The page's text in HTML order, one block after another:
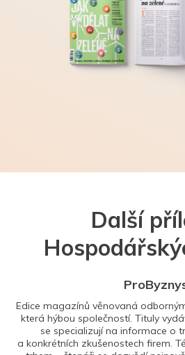
Další
Edice magazínů věnovaná
která hýbou společností. Tituly
se specializují na informace o
a konkrétních zkušenostech firem.